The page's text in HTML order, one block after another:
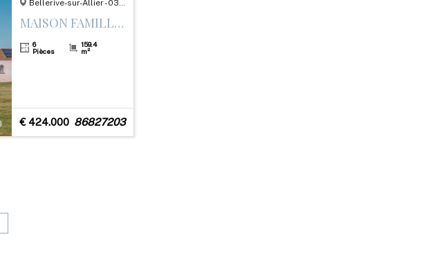
Bellerive-sur-Allier - 03700
MAISON FAMILLIAL AVEC PISCINE
6
Pièces
159.4
m²
€ 424.000 86827203